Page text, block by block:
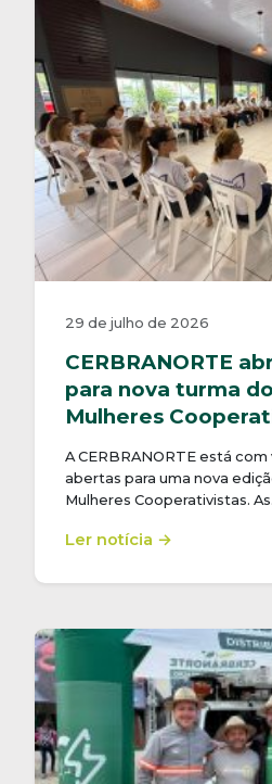
29 de julho de 2026
CERBRANORTE
para nova turma
Mulheres
A CERBRANORTE está
abertas para uma nova
Mulheres Cooperativistas.
Ler notícia →